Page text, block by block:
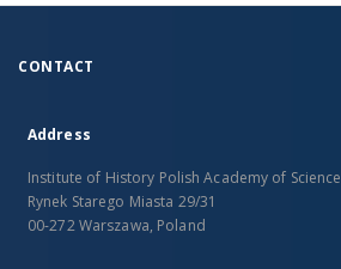
CONTACT
Address
Institute of History Polish Academy of Science
Rynek Starego Miasta 29/31
00-272 Warszawa, Poland